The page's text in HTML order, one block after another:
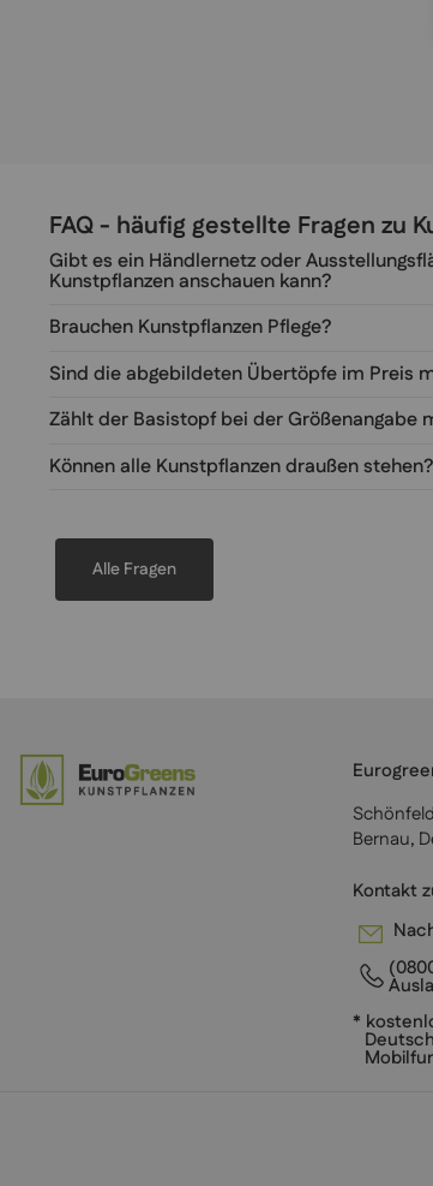
FAQ - häufig gestellte Fragen zu
Gibt es ein Händlernetz oder
Kunstpflanzen anschauen kann?
Brauchen Kunstpflanzen Pflege?
Sind die abgebildeten Übertöpfe im Preis
Zählt der Basistopf bei der Größenangabe
Können alle Kunstpflanzen draußen stehen?
Alle Fragen
Bernau,
Kontakt
*